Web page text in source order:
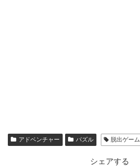
アドベンチャー パズル 脱出ゲーム
シェアする